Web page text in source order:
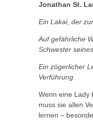
Jonathan St.
Ein Lakai, der
Auf gefährliche
Schwester
Ein zögerlicher
Verführung.
Wenn eine Lady
muss sie allen
lernen –